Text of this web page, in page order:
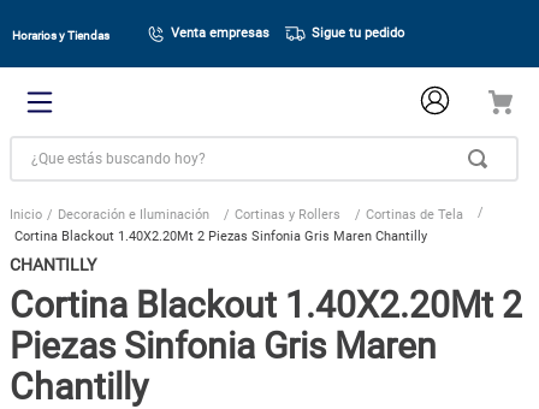
Horarios y Tiendas Venta empresas Sigue tu pedido
¿Que estás buscando hoy?
Decoración e Iluminación Cortinas y Rollers
Cortinas de Tela
Cortina Blackout 1.40X2.20Mt 2 Piezas Sinfonia Gris Maren Chantilly
CHANTILLY
Cortina Blackout 1.40X2.20Mt 2
Piezas Sinfonia Gris Maren
Chantilly